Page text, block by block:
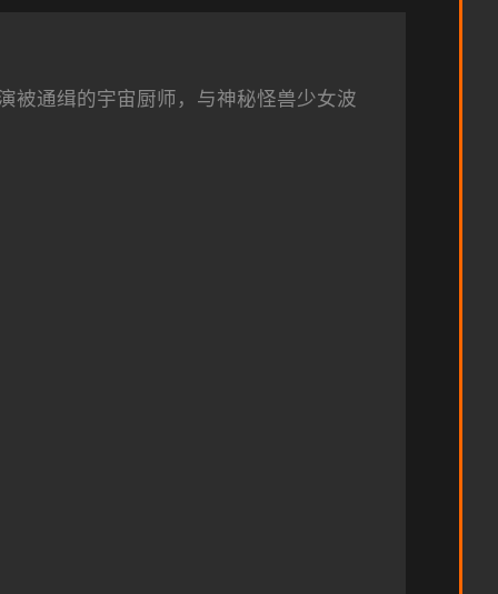
被通缉的宇宙厨师，与神秘怪兽少女波